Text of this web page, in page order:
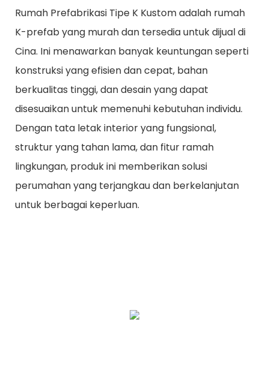
Rumah Prefabrikasi Tipe K Kustom adalah rumah
K-prefab yang murah dan tersedia untuk dijual di
Cina. Ini menawarkan banyak keuntungan seperti
konstruksi yang efisien dan cepat, bahan
berkualitas tinggi, dan desain yang dapat
disesuaikan untuk memenuhi kebutuhan individu.
Dengan tata letak interior yang fungsional,
struktur yang tahan lama, dan fitur ramah
lingkungan, produk ini memberikan solusi
perumahan yang terjangkau dan berkelanjutan
untuk berbagai keperluan.